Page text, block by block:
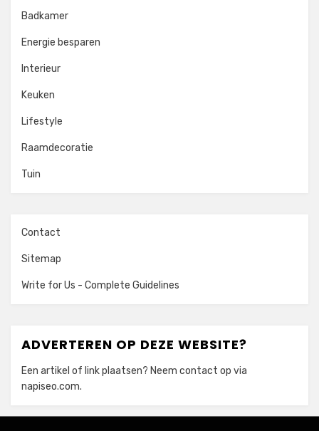
Badkamer
Energie besparen
Interieur
Keuken
Lifestyle
Raamdecoratie
Tuin
Contact
Sitemap
Write for Us - Complete Guidelines
ADVERTEREN OP DEZE WEBSITE?
Een artikel of link plaatsen? Neem contact op via
napiseo.com.